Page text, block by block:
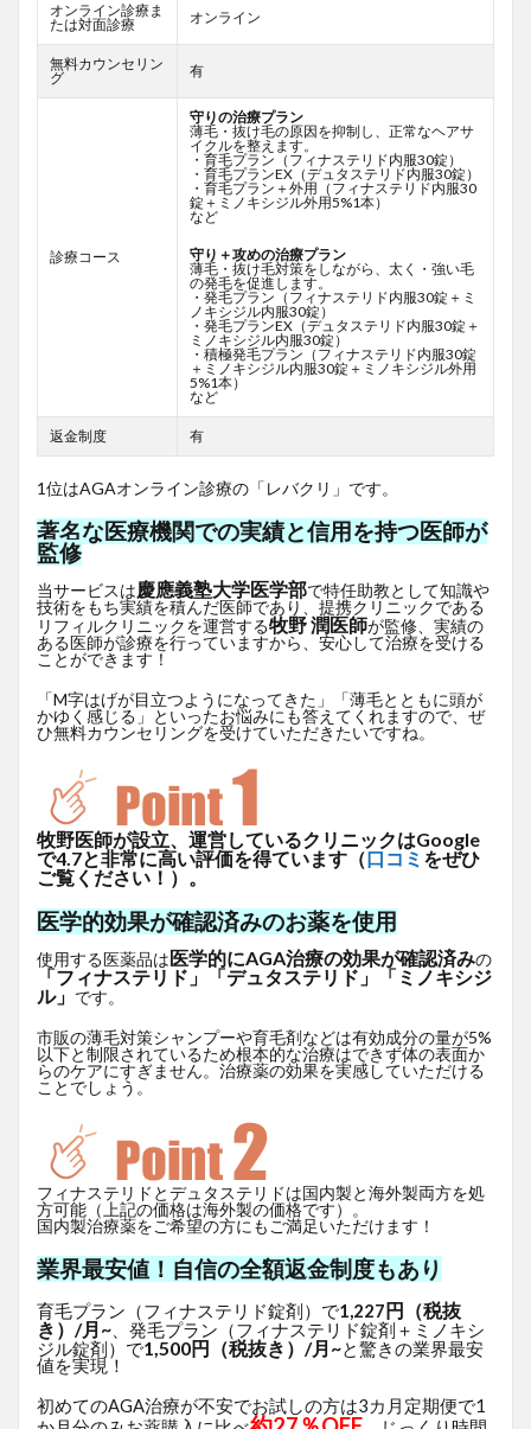
オンライン診療ま
たは対面診療
オンライン
無料カウンセリン
グ
有
診療コース
守りの治療プラン
薄毛・抜け毛の原因を抑制し、正常なヘアサ
イクルを整えます。
・育毛プラン（フィナステリド内服30錠）
・育毛プランEX（デュタステリド内服30錠）
・育毛プラン＋外用（フィナステリド内服30
錠＋ミノキシジル外用5%1本）
など
守り＋攻めの治療プラン
薄毛・抜け毛対策をしながら、太く・強い毛
の発毛を促進します。
・発毛プラン（フィナステリド内服30錠＋ミ
ノキシジル内服30錠）
・発毛プランEX（デュタステリド内服30錠＋
ミノキシジル内服30錠）
・積極発毛プラン（フィナステリド内服30錠
＋ミノキシジル内服30錠＋ミノキシジル外用
5%1本）
など
返金制度 有
1位はAGAオンライン診療の「レバクリ」です。
著名な医療機関での実績と信用を持つ医師が
監修
当サービスは慶應義塾大学医学部で特任助教として知識や
技術をもち実績を積んだ医師であり、提携クリニックである
リフィルクリニックを運営する牧野 潤医師が監修、実績の
ある医師が診療を行っていますから、安心して治療を受ける
ことができます！
「M字はげが目立つようになってきた」「薄毛とともに頭が
かゆく感じる」といったお悩みにも答えてくれますので、ぜ
ひ無料カウンセリングを受けていただきたいですね。
牧野医師が設立、運営しているクリニックはGoogle
で4.7と非常に高い評価を得ています（口コミ をぜひ
ご覧ください！）。
医学的効果が確認済みのお薬を使用
使用する医薬品は医学的にAGA治療の効果が確認済みの
「フィナステリド」「デュタステリド」「ミノキシジ
ル」 です。
市販の薄毛対策シャンプーや育毛剤などは有効成分の量が5%
以下と制限されているため根本的な治療はできず体の表面か
らのケアにすぎません。治療薬の効果を実感していただける
ことでしょう。
フィナステリドとデュタステリドは国内製と海外製両方を処
方可能（上記の価格は海外製の価格です）。
国内製治療薬をご希望の方にもご満足いただけます！
業界最安値！自信の全額返金制度もあり
育毛プラン（フィナステリド錠剤）で1,227円（税抜
き）/月~ 、発毛プラン（フィナステリド錠剤＋ミノキシ
ジル錠剤）で1,500円（税抜き）/月~と驚きの業界最安
値を実現！
初めてのAGA治療が不安でお試しの方は3カ月定期便で1